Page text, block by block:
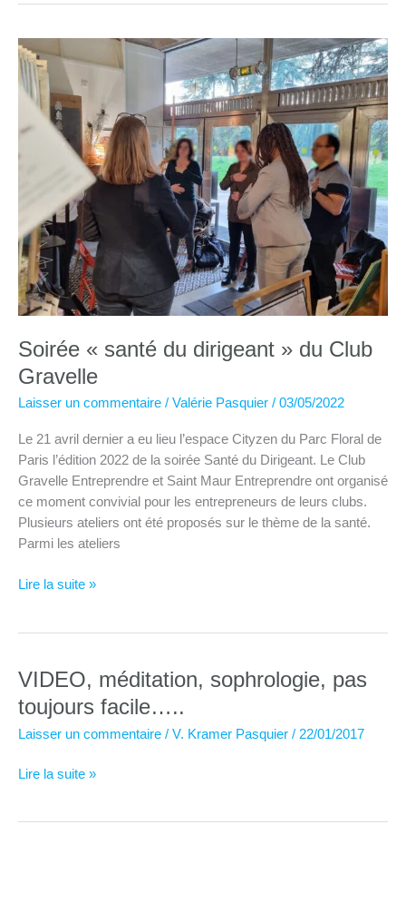
gestion
du
stress
Soirée « santé du dirigeant » du Club
Gravelle
Laisser un commentaire / Valérie Pasquier / 03/05/2022
Le 21 avril dernier a eu lieu l’espace Cityzen du Parc Floral de
Paris l’édition 2022 de la soirée Santé du Dirigeant. Le Club
Gravelle Entreprendre et Saint Maur Entreprendre ont organisé
ce moment convivial pour les entrepreneurs de leurs clubs.
Plusieurs ateliers ont été proposés sur le thème de la santé.
Parmi les ateliers
Soirée
Club
Gravelle
Lire la suite »
VIDEO, méditation, sophrologie, pas
toujours facile…..
Laisser un commentaire / V. Kramer Pasquier / 22/01/2017
VIDEO,
Lire la suite »